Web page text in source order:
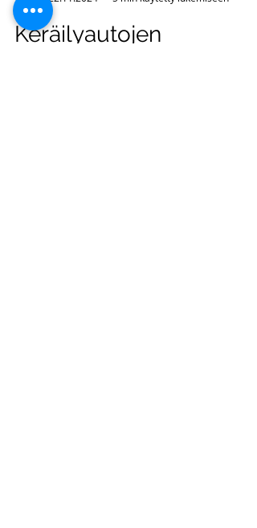
Eelis Paukku
22.11.2024
5 min käytetty lukemiseen